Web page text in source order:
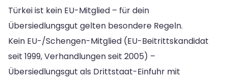
Türkei ist kein EU-Mitglied – für dein
Übersiedlungsgut gelten besondere Regeln.
Kein EU-/Schengen-Mitglied (EU-Beitrittskandidat
seit 1999, Verhandlungen seit 2005) –
Übersiedlungsgut als Drittstaat-Einfuhr mit